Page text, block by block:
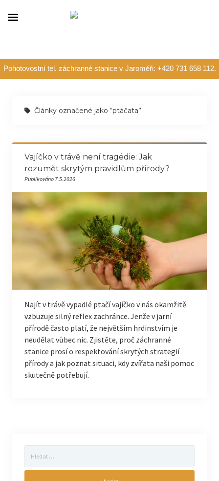
Pohotovostní tel. záchranné stanice v Jaroměři: +420 731 658 112.
Články označené jako “ptáčata”
Vajíčko v trávě není tragédie: Jak
rozumět skrytým pravidlům přírody?
Publikováno 7.5.2026
Najít v trávě vypadlé ptačí vajíčko v nás okamžitě
vzbuzuje silný reflex zachránce. Jenže v jarní
přírodě často platí, že největším hrdinstvím je
neudělat vůbec nic. Zjistěte, proč záchranné
stanice prosí o respektování skrytých strategií
přírody a jak poznat situaci, kdy zvířata naši pomoc
skutečně potřebují.